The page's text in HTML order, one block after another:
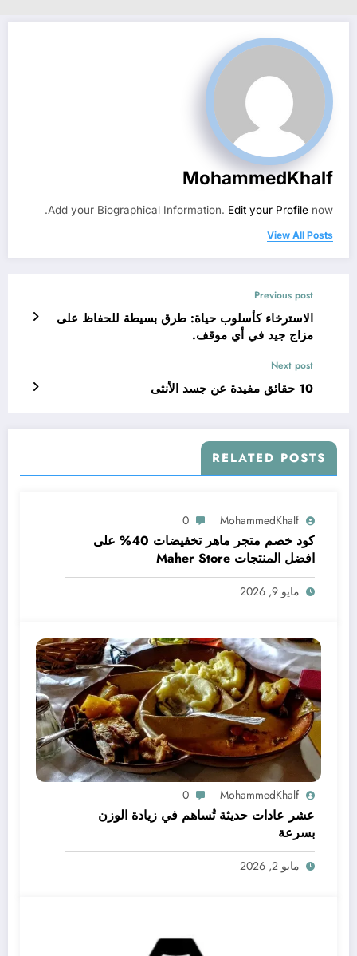
MohammedKhalf
Add your Biographical Information. Edit your Profile now.
View All Posts
Previous post
الاسترخاء كأسلوب حياة: طرق بسيطة للحفاظ على
مزاج جيد في أي موقف.
Next post
10 حقائق مفيدة عن جسد الأنثى
RELATED POSTS
MohammedKhalf
0
كود خصم متجر ماهر تخفيضات 40% على
افضل المنتجات Maher Store
مايو 9, 2026
MohammedKhalf
0
عشر عادات حديثة تُساهم في زيادة الوزن
بسرعة
مايو 2, 2026